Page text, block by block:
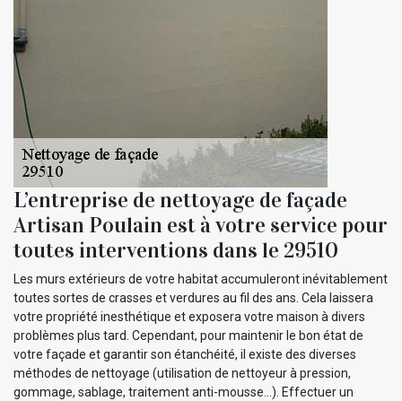
L’entreprise de nettoyage de façade
Artisan Poulain est à votre service pour
toutes interventions dans le 29510
Les murs extérieurs de votre habitat accumuleront inévitablement
toutes sortes de crasses et verdures au fil des ans. Cela laissera
votre propriété inesthétique et exposera votre maison à divers
problèmes plus tard. Cependant, pour maintenir le bon état de
votre façade et garantir son étanchéité, il existe des diverses
méthodes de nettoyage (utilisation de nettoyeur à pression,
gommage, sablage, traitement anti-mousse…). Effectuer un